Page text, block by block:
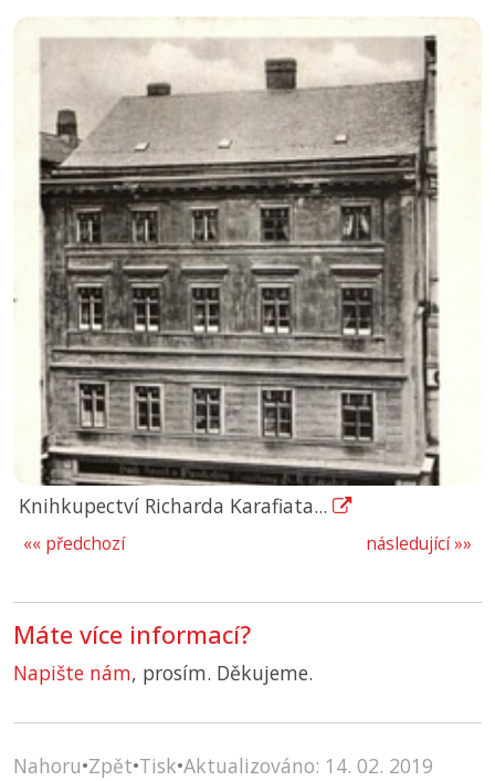
Knihkupectví Richarda Karafiata...
následující »»
«« předchozí
Máte více informací?
Napište nám, prosím. Děkujeme.
Nahoru•Zpět•Tisk•Aktualizováno: 14. 02. 2019